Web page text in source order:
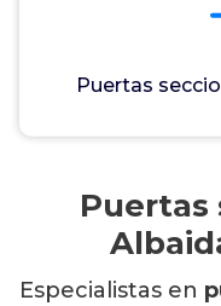
Puertas
Puertas
Especialistas en